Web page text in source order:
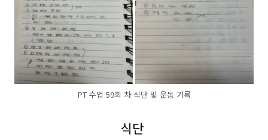
PT 수업 59회 차 식단 및 운동 기록
식단